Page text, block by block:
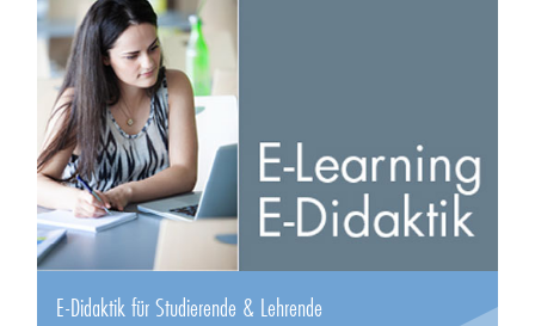
E-Didaktik für Studierende & Lehrende